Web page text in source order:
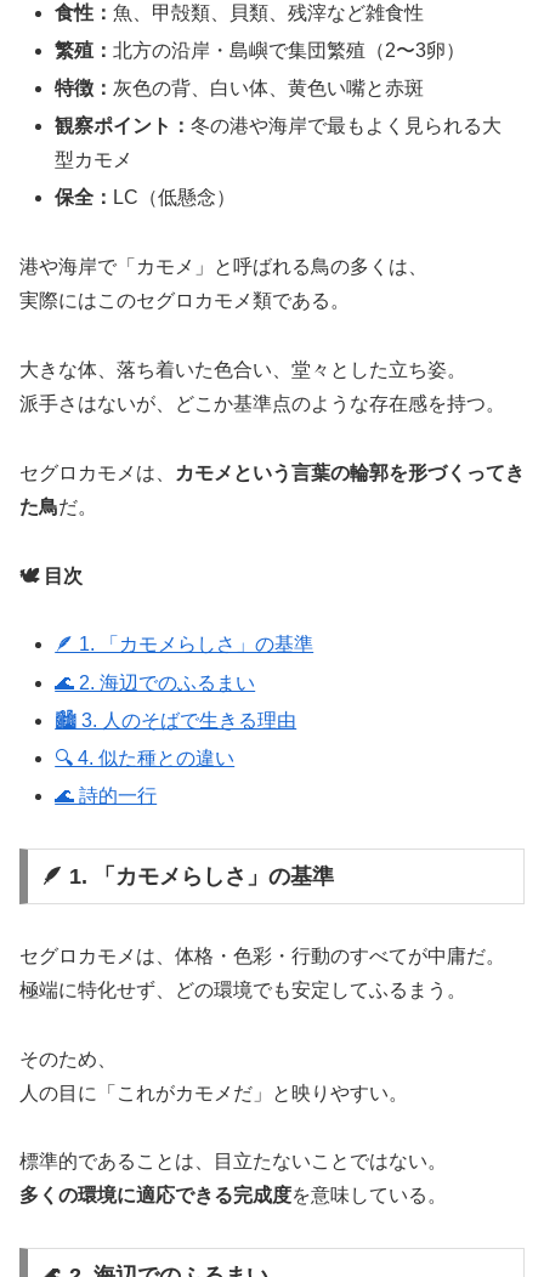
食性：魚、甲殻類、貝類、残滓など雑食性
繁殖：北方の沿岸・島嶼で集団繁殖（2〜3卵）
特徴： 灰色の背、白い体、黄色い嘴と赤斑
観察ポイント：冬の港や海岸で最もよく見られる大
型カモメ
保全： LC（低懸念）
港や海岸で「カモメ」と呼ばれる鳥の多くは、
実際にはこのセグロカモメ類である。
大きな体、落ち着いた色合い、堂々とした立ち姿。
派手さはないが、どこか基準点のような存在感を持つ。
セグロカモメは、
カモメという言葉の輪郭を形づくってき
た鳥だ。
🕊️ 目次
🪶 1. 「カモメらしさ」の基準
🌊 2. 海辺でのふるまい
🏙️ 3. 人のそばで生きる理由
🔍 4. 似た種との違い
🌊 詩的一行
🪶 1. 「カモメらしさ」の基準
セグロカモメは、体格・色彩・行動のすべてが中庸だ。
極端に特化せず、どの環境でも安定してふるまう。
そのため、
人の目に「これがカモメだ」と映りやすい。
標準的であることは、目立たないことではない。
多くの環境に適応できる完成度を意味している。